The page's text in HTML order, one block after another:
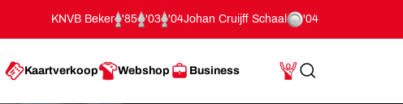
KNVB Beker '85 '03 '04Johan Cruijff Schaal '04
Kaartverkoop Webshop Business
Mijn Account
Search